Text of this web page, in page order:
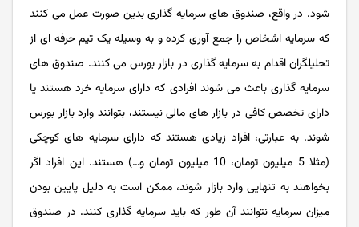
شود. در واقع، صندوق های سرمایه گذاری بدین صورت عمل می کنند
که سرمایه اشخاص را جمع آوری کرده و به وسیله یک تیم حرفه ‌ای از
تحلیلگران اقدام به سرمایه گذاری در بازار بورس می کنند. صندوق های
سرمایه گذاری باعث می شوند افرادی که دارای سرمایه خرد هستند یا
دارای تخصص کافی در بازار های مالی نیستند، بتوانند وارد بازار بورس
شوند. به عبارتی، افراد زیادی هستند که دارای سرمایه های کوچکی
(مثلا 5 میلیون تومان، 10 میلیون تومان و…) هستند. این افراد اگر
بخواهند به تنهایی وارد بازار شوند، ممکن است به دلیل پایین بودن
میزان سرمایه نتوانند آن طور که باید سرمایه گذاری کنند. در صندوق